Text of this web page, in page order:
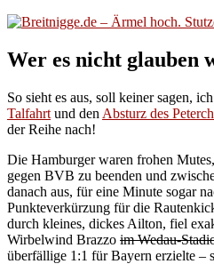
Wer es nicht glauben
So sieht es aus, soll keiner sagen,
Talfahrt und den Absturz des
der Reihe nach!
Die Hamburger waren frohen
gegen BVB zu beenden und
danach aus, für eine Minute sogar
Punkteverkürzung für die
durch kleines, dickes Ailton, fiel
Wirbelwind Brazzo im Wedau-
überfällige 1:1 für Bayern erzielte –